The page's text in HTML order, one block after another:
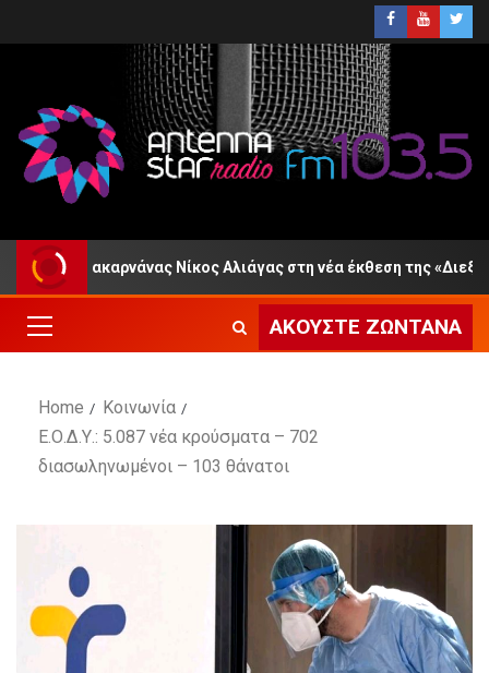
Νίκος Αλιάγας στη νέα έκθεση της «Διεξόδου»
ΑΚΟΎΣΤΕ ΖΩΝΤΑΝΆ
Home
Κοινωνία
Ε.Ο.Δ.Υ.: 5.087 νέα κρούσματα – 702
διασωληνωμένοι – 103 θάνατοι